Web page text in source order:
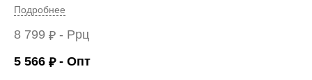
Подробнее
8 799 ₽ - Ррц
5 566 ₽- Опт